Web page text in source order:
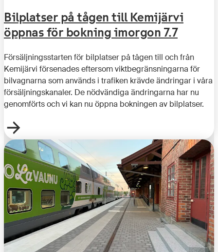
Bilplatser på tågen till Kemijärvi
öppnas för bokning imorgon 7.7
Försäljningsstarten för bilplatser på tågen till och från
Kemijärvi försenades eftersom viktbegränsningarna för
bilvagnarna som används i trafiken krävde ändringar i våra
försäljningskanaler. De nödvändiga ändringarna har nu
genomförts och vi kan nu öppna bokningen av bilplatser.